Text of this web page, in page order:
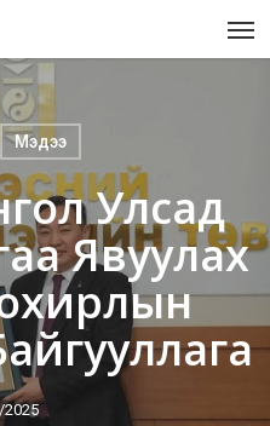
Мэдээ
Улсад
Явуулах
2025